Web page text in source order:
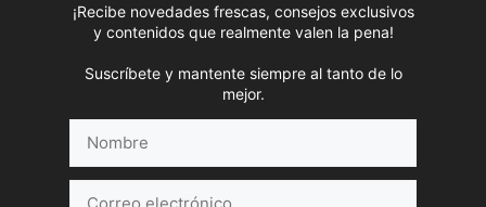
¡Recibe novedades frescas, consejos exclusivos
y contenidos que realmente valen la pena!
Suscríbete y mantente siempre al tanto de lo
mejor.